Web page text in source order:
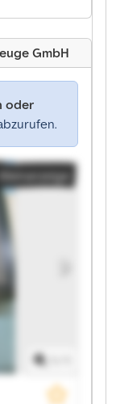
GmbH
oder
Kleinanzeige